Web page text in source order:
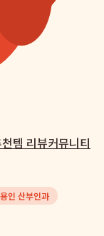
템 리뷰커뮤니티
용인 산부인과